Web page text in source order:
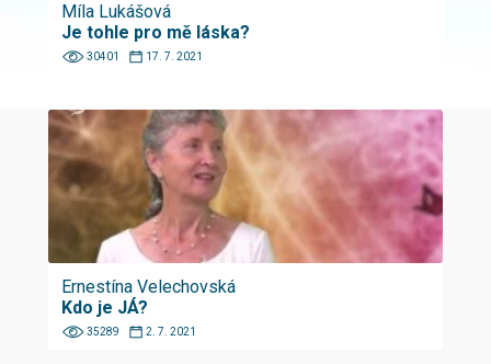
Míla Lukášová
Je tohle pro mě láska?
30401 17. 7. 2021
Ernestína Velechovská
Kdo je JÁ?
35289 2. 7. 2021